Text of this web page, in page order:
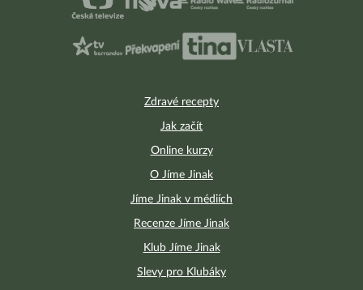
Zdravé recepty
Jak začít
Online kurzy
O Jíme Jinak
Jíme Jinak v médiích
Recenze Jíme Jinak
Klub Jíme Jinak
Slevy pro Klubáky